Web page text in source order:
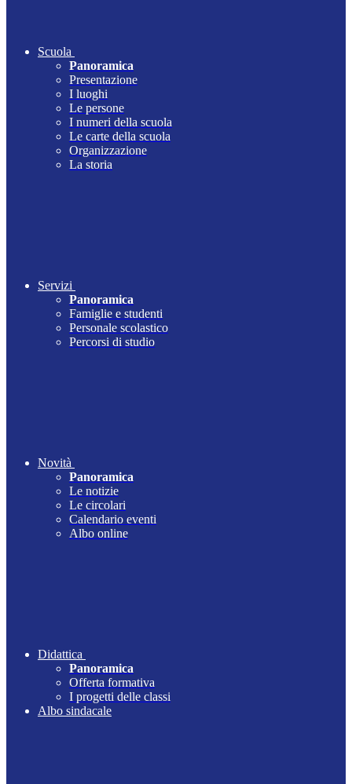
Scuola
Panoramica
Presentazione
I luoghi
Le persone
I numeri della scuola
Le carte della scuola
Organizzazione
La storia
Servizi
Panoramica
Famiglie e studenti
Personale scolastico
Percorsi di studio
Novità
Panoramica
Le notizie
Le circolari
Calendario eventi
Albo online
Didattica
Panoramica
Offerta formativa
I progetti delle classi
Albo sindacale